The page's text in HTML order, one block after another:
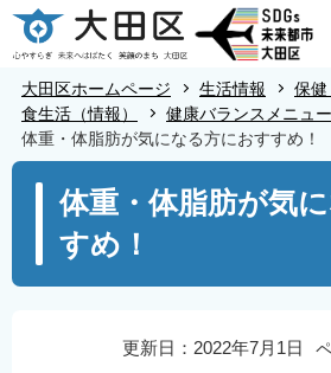
こ
の
の
大田区ホームページ 生活情報 保健
食生活（情報）
健康バランスメニュー
体重・体脂肪が気になる方におすすめ！
体重・体脂肪が気
すめ！
更新日：2022年7月1日